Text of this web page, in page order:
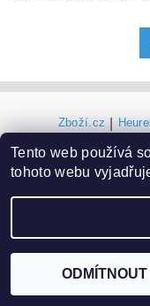
Zboží.cz
Tento web používá
tohoto webu
ODMÍTNOUT